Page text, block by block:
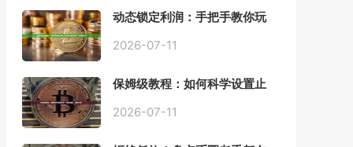
动态锁定利润：手把手教你玩
2026-07-11
保姆级教程：如何科学设置止
2026-07-11